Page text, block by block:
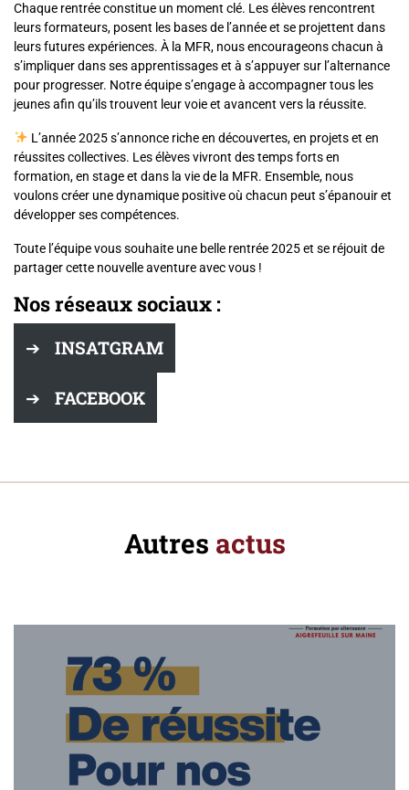
Chaque rentrée constitue un moment clé. Les élèves rencontrent
leurs formateurs, posent les bases de l’année et se projettent dans
leurs futures expériences. À la MFR, nous encourageons chacun à
s’impliquer dans ses apprentissages et à s’appuyer sur l’alternance
pour progresser. Notre équipe s’engage à accompagner tous les
jeunes afin qu’ils trouvent leur voie et avancent vers la réussite.
L’année 2025 s’annonce riche en découvertes, en projets et en
réussites collectives. Les élèves vivront des temps forts en
formation, en stage et dans la vie de la MFR. Ensemble, nous
voulons créer une dynamique positive où chacun peut s’épanouir et
développer ses compétences.
Toute l’équipe vous souhaite une belle rentrée 2025 et se réjouit de
partager cette nouvelle aventure avec vous !
Nos réseaux sociaux :
INSATGRAM
FACEBOOK
Autres actus